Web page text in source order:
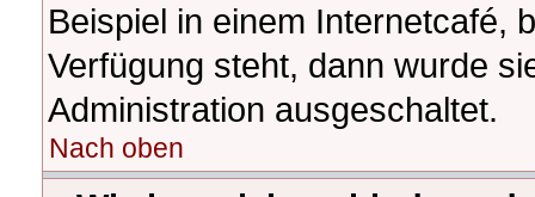
Beispiel in einem Internetcafé,
Verfügung steht, dann wurde
Administration ausgeschaltet.
Nach oben